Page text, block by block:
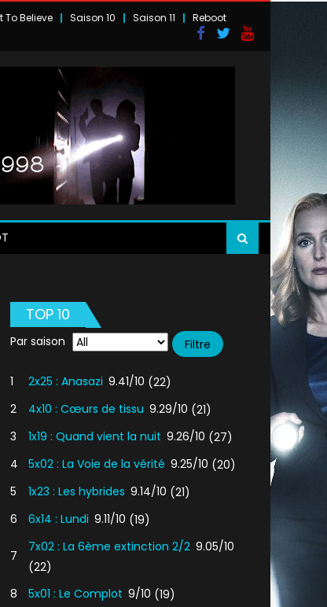
To Believe Saison 10 Saison 11 Reboot
TOP 10
Par saison
1 2x25 : Anasazi 9.41/10 (22)
2
4x10 : Cœurs de tissu 9.29/10 (21)
3
1x19 : Quand vient la nuit 9.26/10 (27)
4
5x02 : La Voie de la vérité 9.25/10 (20)
5
1x23 : Les hybrides 9.14/10 (21)
6
6x14 : Lundi 9.11/10 (19)
7
7x02 : La 6ème extinction 2/2 9.05/10
(22)
8
5x01 : Le Complot 9/10 (19)